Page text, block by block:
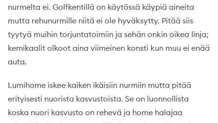
nurmelta ei. Golfkentillä on käytössä käypiä aineita
mutta rehunurmille niitä ei ole hyväksytty. Pitää siis
tyytyä muihin torjuntatoimiin ja sehän onkin oikea linja;
kemikaalit olkoot aina viimeinen konsti kun muu ei enää
auta.
Lumihome iskee kaiken ikäisiin nurmiin mutta pitää
erityisesti nuorista kasvustoista. Se on luonnollista
koska nuori kasvusto on rehevä ja home halajaa